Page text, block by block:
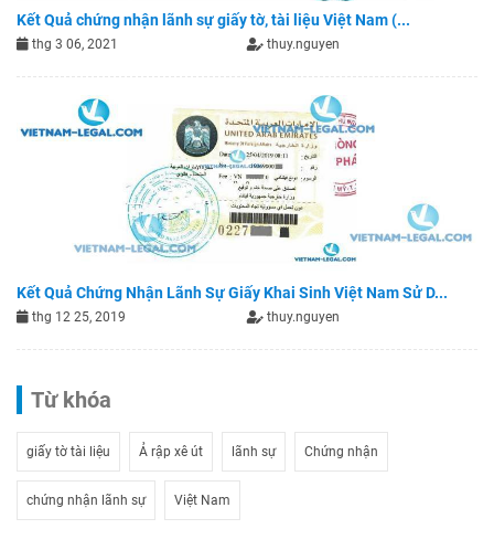
Kết Quả chứng nhận lãnh sự giấy tờ, tài liệu Việt Nam (...
thg 3 06, 2021 thuy.nguyen
Kết Quả Chứng Nhận Lãnh Sự Giấy Khai Sinh Việt Nam Sử D...
thg 12 25, 2019 thuy.nguyen
Từ khóa
giấy tờ tài liệu Ả rập xê út lãnh sự Chứng nhận
chứng nhận lãnh sự Việt Nam